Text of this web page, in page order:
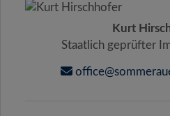
Kurt
Staatlich geprüfter